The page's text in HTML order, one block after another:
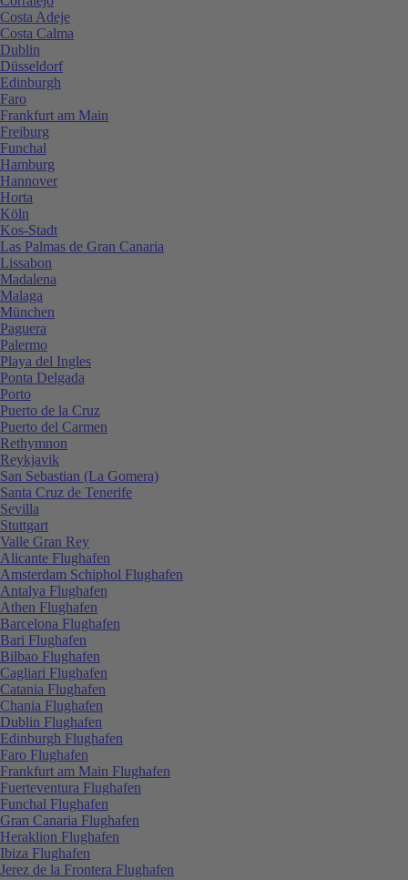
Costa Adeje
Costa Calma
Dublin
Düsseldorf
Edinburgh
Faro
Frankfurt am Main
Freiburg
Funchal
Hamburg
Hannover
Horta
Köln
Kos-Stadt
Las Palmas de Gran Canaria
Lissabon
Madalena
Malaga
München
Paguera
Palermo
Playa del Ingles
Ponta Delgada
Porto
Puerto de la Cruz
Puerto del Carmen
Rethymnon
Reykjavik
San Sebastian (La Gomera)
Santa Cruz de Tenerife
Sevilla
Stuttgart
Valle Gran Rey
Alicante Flughafen
Amsterdam Schiphol Flughafen
Antalya Flughafen
Athen Flughafen
Barcelona Flughafen
Bari Flughafen
Bilbao Flughafen
Cagliari Flughafen
Catania Flughafen
Chania Flughafen
Dublin Flughafen
Edinburgh Flughafen
Faro Flughafen
Frankfurt am Main Flughafen
Fuerteventura Flughafen
Funchal Flughafen
Gran Canaria Flughafen
Heraklion Flughafen
Ibiza Flughafen
Jerez de la Frontera Flughafen